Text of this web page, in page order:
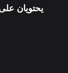
يحتويان على ٧ قاعات للمناسبات تتسع لـ ٢٤٤٠